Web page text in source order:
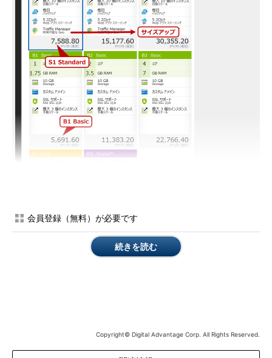
App Serivceの価格プラン
App Service プラン」（Azureサイト）
会員登録（無料）が必要です
続きを読む
Copyright© Digital Advantage Corp. All Rights Reserved.